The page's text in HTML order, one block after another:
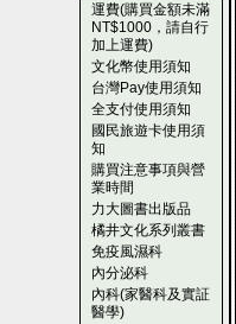
運費(購買金額未滿
NT$1000，請自行
加上運費)
文化幣使用須知
台灣Pay使用須知
全支付使用須知
國民旅遊卡使用須
知
購買注意事項與營
業時間
力大圖書出版品
橘井文化系列叢書
免疫風濕科
內分泌科
內科(家醫科及實証
醫學)